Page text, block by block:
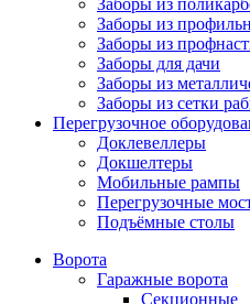
Заборы из
Заборы из
Заборы для дачи
Заборы из
Заборы из сетки
Перегрузочное
Доклевеллеры
Докшелтеры
Мобильные рампы
Перегрузочные
Подъёмные столы
Ворота
Гаражные ворота
Секционные